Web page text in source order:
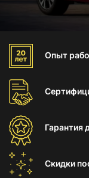
Опыт
Гарантия
Скидки